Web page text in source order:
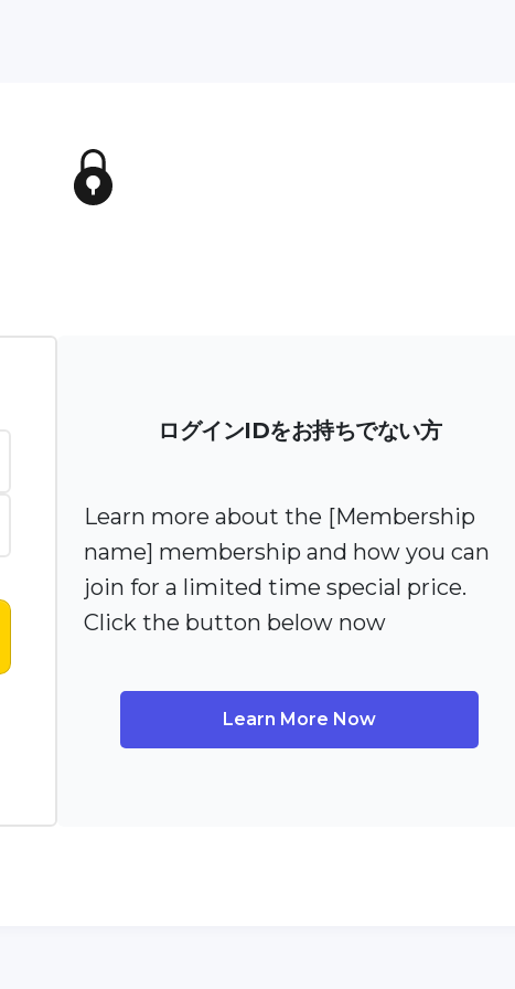
ログインIDをお持ちでない方
Learn more about the [Membership
name] membership and how you can
join for a limited time special price.
Click the button below now
Learn More Now